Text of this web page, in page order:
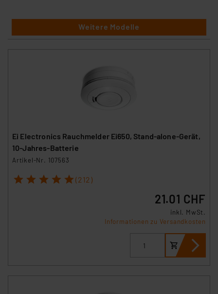
Weitere Modelle
Ei Electronics Rauchmelder Ei650, Stand-alone-Gerät,
10-Jahres-Batterie
Artikel-Nr. 107563
1 2 3 4 5 (212)
21.01 CHF
inkl. MwSt.
Informationen zu Versandkosten